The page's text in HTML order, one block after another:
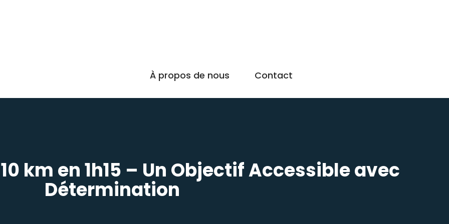
À propos de nous Contact
km en 1h15 – Un Objectif Accessible avec
Détermination